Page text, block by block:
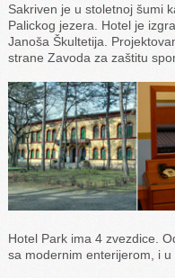
Sakriven je u stoletnoj šumi
Palickog jezera. Hotel je
Janoša Škultetija.
strane Zavoda za zaštitu
Hotel Park ima 4 zvezdice.
sa modernim enterijerom, i